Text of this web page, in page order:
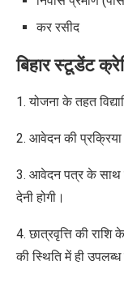
कर रसीद
बिहार स्टूडेंट
1. योजना के तहत
2. आवेदन की प्रक्रिया
3. आवेदन पत्र के साथ
देनी होगी।
4. छात्रवृत्ति की
की स्थिति में ही